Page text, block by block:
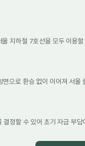
지하철 7호선을 모두 이용
으로 환승 없이 이어져 서울
정할 수 있어 초기 자금 부